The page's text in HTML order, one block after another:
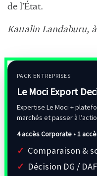
de l’État.
Kattalin Landaburu,
PACK ENTREPRISES
Le Moci Export
Expertise Le Moci +
marchés et passer à
4 accès Corporate • 1
Comparaison &
Décision DG /